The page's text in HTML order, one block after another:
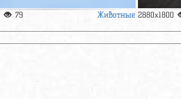
79 Животные 2880x1800